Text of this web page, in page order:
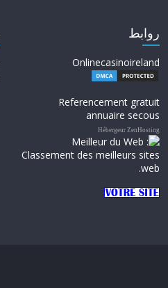
روابط
Onlinecasinoireland
Referencement gratuit
annuaire secous
Hébergeur ZenHosting